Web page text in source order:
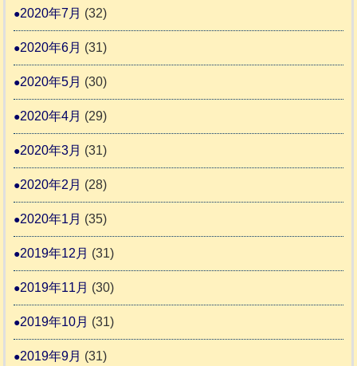
2020年7月 (32)
2020年6月 (31)
2020年5月 (30)
2020年4月 (29)
2020年3月 (31)
2020年2月 (28)
2020年1月 (35)
2019年12月 (31)
2019年11月 (30)
2019年10月 (31)
2019年9月 (31)